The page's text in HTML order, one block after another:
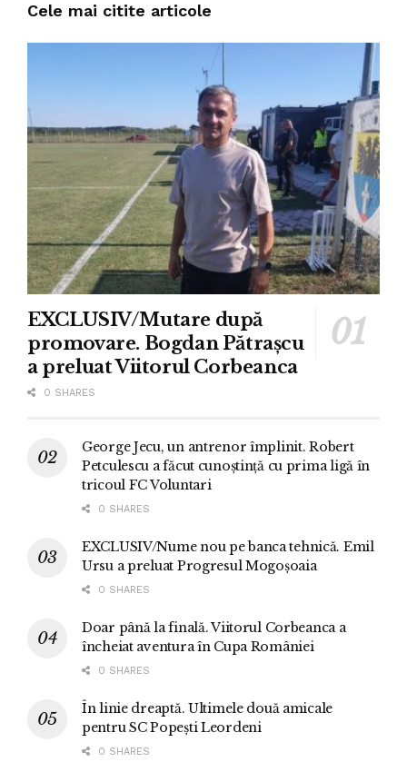
Cele mai citite articole
EXCLUSIV/Mutare după
promovare. Bogdan Pătrașcu
a preluat Viitorul Corbeanca
0 SHARES
George Jecu, un antrenor împlinit. Robert
Petculescu a făcut cunoștință cu prima ligă în
tricoul FC Voluntari
0 SHARES
EXCLUSIV/Nume nou pe banca tehnică. Emil
Ursu a preluat Progresul Mogoșoaia
0 SHARES
Doar până la finală. Viitorul Corbeanca a
încheiat aventura în Cupa României
0 SHARES
În linie dreaptă. Ultimele două amicale
pentru SC Popești Leordeni
0 SHARES